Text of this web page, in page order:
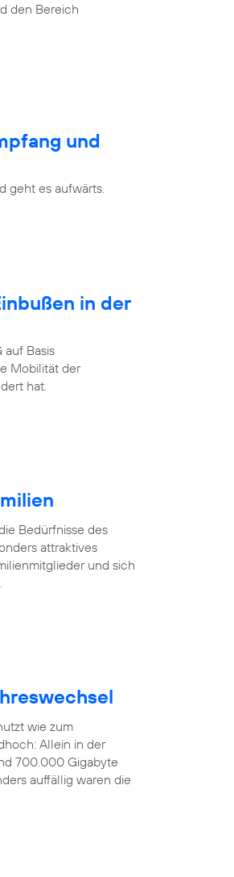
den Bereich
und
geht es aufwärts.
in der
auf Basis
Mobilität der
hat.
Bedürfnisse des
attraktives
und sich
wie zum
Allein in der
700.000 Gigabyte
auffällig waren die